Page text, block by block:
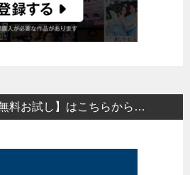
料お試し】はこちらから…